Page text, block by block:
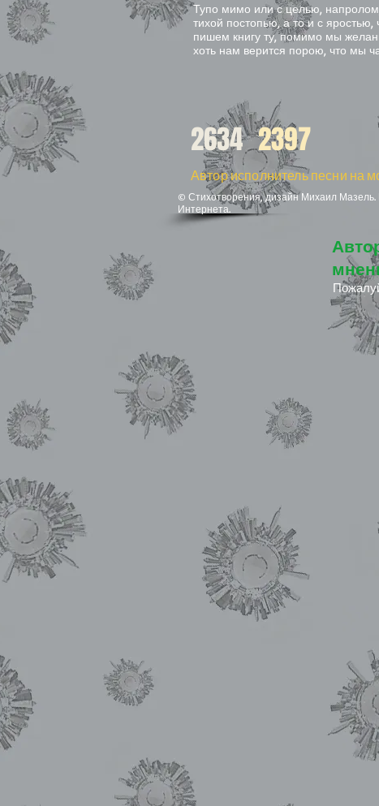
Тупо мимо или с целью,
тихой постопью, а то и с яростью,
пишем книгу ту, помимо мы
хоть нам верится порою, что мы
2634 2397
Автор исполнитель песни на
© Стихотворения, дизайн Михаил Мазель.
Интернета.